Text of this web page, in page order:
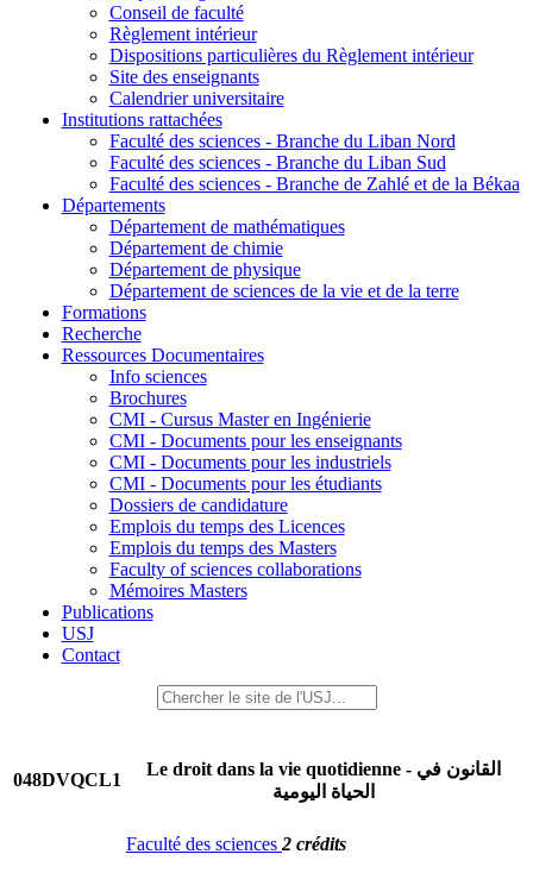
Conseil de faculté
Règlement intérieur
Dispositions particulières du Règlement intérieur
Site des enseignants
Calendrier universitaire
Institutions rattachées
Faculté des sciences - Branche du Liban Nord
Faculté des sciences - Branche du Liban Sud
Faculté des sciences - Branche de Zahlé et de la Békaa
Départements
Département de mathématiques
Département de chimie
Département de physique
Département de sciences de la vie et de la terre
Formations
Recherche
Ressources Documentaires
Info sciences
Brochures
CMI - Cursus Master en Ingénierie
CMI - Documents pour les enseignants
CMI - Documents pour les industriels
CMI - Documents pour les étudiants
Dossiers de candidature
Emplois du temps des Licences
Emplois du temps des Masters
Faculty of sciences collaborations
Mémoires Masters
Publications
USJ
Contact
048DVQCL1
Le droit dans la vie quotidienne - القانون في
الحياة اليومية
Faculté des sciences 2 crédits